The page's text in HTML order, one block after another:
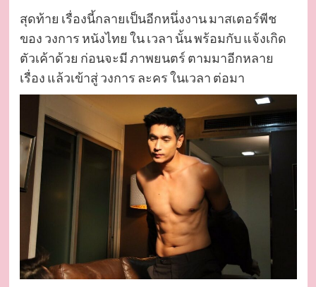
สุดท้าย เรื่องนี้กลายเป็นอีกหนึ่งงาน มาสเตอร์พีช
ของ วงการ หนังไทย ใน เวลา นั้น พร้อมกับ แจ้งเกิด
ตัวเค้าด้วย ก่อนจะมี ภาพยนตร์ ตามมาอีกหลาย
เรื่อง แล้วเข้าสู่ วงการ ละคร ในเวลา ต่อมา